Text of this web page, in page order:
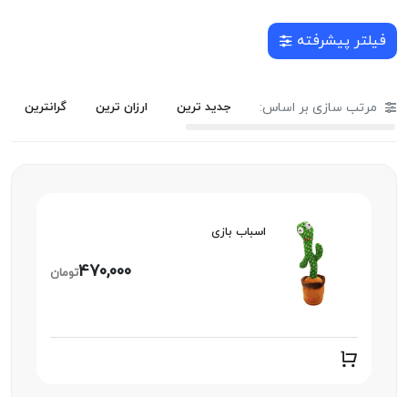
فیلتر پیشرفته
مرتب سازی بر اساس: جدید ترین ارزان ترین گرانترین
اسباب بازی
470,000تومان